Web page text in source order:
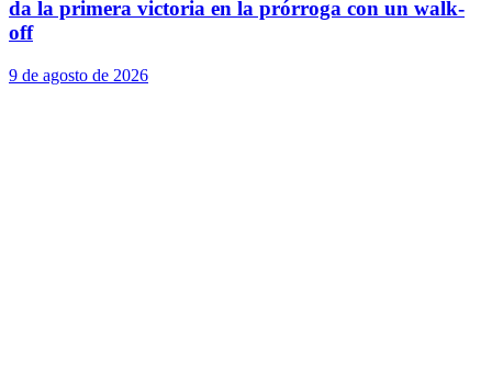
da la primera victoria en la prórroga con un walk-
off
9 de agosto de 2026